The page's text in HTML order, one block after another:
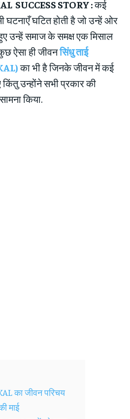
SUCCESS STORY :कई
घटनाएँ घटित होती है जो उन्हें ओर
उन्हें समाज के समक्ष एक मिसाल
ऐसा ही जीवनसिंधु ताई
का भी है जिनके जीवन में कई
उन्होंने सभी प्रकार की
किया.
का जीवन परिचय
माई